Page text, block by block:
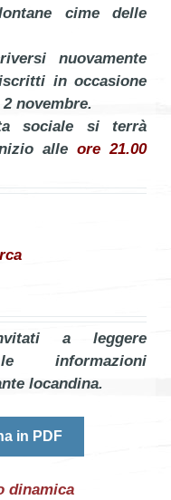
cime delle
nuovamente
in occasione
novembre.
sociale si terrà
alle ore 21.00
a leggere
informazioni
locandina.
in PDF
dinamica